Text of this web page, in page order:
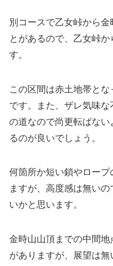
別コースで乙女峠から
とがあるので、乙女峠
す。
この区間は赤土地帯と
です。また、ザレ気味
の道なので尚更転ばな
るのが良いでしょう。
何箇所か短い鎖やロー
ますが、高度感は無い
いかと思います。
金時山山頂までの中間
がありますが、展望は